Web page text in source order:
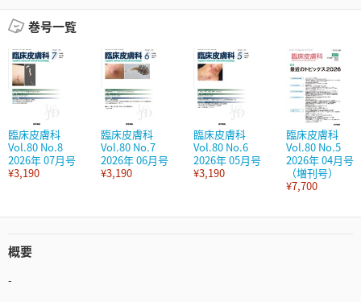
巻号一覧
臨床皮膚科
Vol.80 No.8
2026年 07月号
¥3,190
臨床皮膚科
Vol.80 No.7
2026年 06月号
¥3,190
臨床皮膚科
Vol.80 No.6
2026年 05月号
¥3,190
臨床皮膚科
Vol.80 No.5
2026年 04月号
（増刊号）
¥7,700
概要
-